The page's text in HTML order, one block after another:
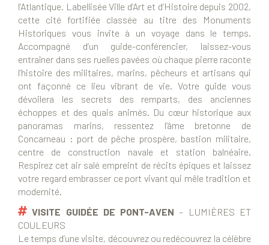
l’Atlantique. Labellisée Ville d’Art et d’Histoire depuis 2002,
cette cité fortifiée classée au titre des Monuments
Historiques vous invite à un voyage dans le temps.
Accompagné d’un guide-conférencier, laissez-vous
entraîner dans ses ruelles pavées où chaque pierre raconte
l’histoire des militaires, marins, pêcheurs et artisans qui
ont façonné ce lieu vibrant de vie. Votre guide vous
dévoilera les secrets des remparts, des anciennes
échoppes et des quais animés. Du cœur historique aux
panoramas marins, ressentez l’âme bretonne de
Concarneau : port de pêche prospère, bastion militaire,
centre de construction navale et station balnéaire.
Respirez cet air salé empreint de récits épiques et laissez
votre regard embrasser ce port vivant qui mêle tradition et
modernité.
VISITE GUIDÉE DE PONT-AVEN – LUMIÈRES ET
COULEURS
Le temps d’une visite, découvrez ou redécouvrez la célèbre